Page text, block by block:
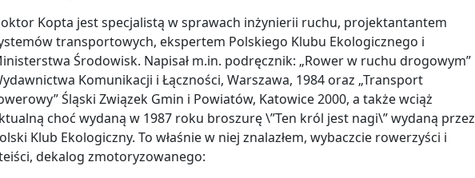
Kopta jest specjalistą w sprawach inżynierii ruchu, projektantantem
transportowych, ekspertem Polskiego Klubu Ekologicznego i
Środowisk. Napisał m.in. podręcznik: „Rower w ruchu drogowym”
Komunikacji i Łączności, Warszawa, 1984 oraz „Transport
Śląski Związek Gmin i Powiatów, Katowice 2000, a także wciąż
choć wydaną w 1987 roku broszurę \”Ten król jest nagi\” wydaną przez
Klub Ekologiczny. To właśnie w niej znalazłem, wybaczcie rowerzyści i
dekalog zmotoryzowanego: